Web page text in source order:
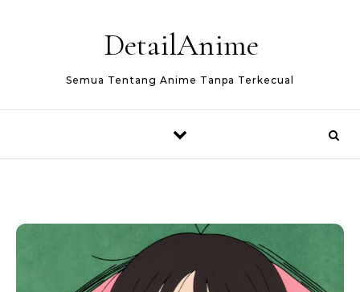
DetailAnime
Semua Tentang Anime Tanpa Terkecual